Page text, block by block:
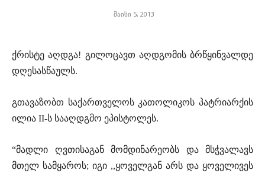
მაისი 5, 2013
ქრისტე აღდგა! გილოცავთ აღდგომის ბრწყინვალდე
დღესასწაულს.
გთავაზობთ საქართველოს კათოლიკოს პატრიარქის
ილია II-ს სააღდგმო ეპისტოლეს.
“მადლი ღვთისაგან მომდინარეობს და მსჭვალავს
მთელ სამყაროს; იგი ,,ყოველგან არს და ყოველივეს